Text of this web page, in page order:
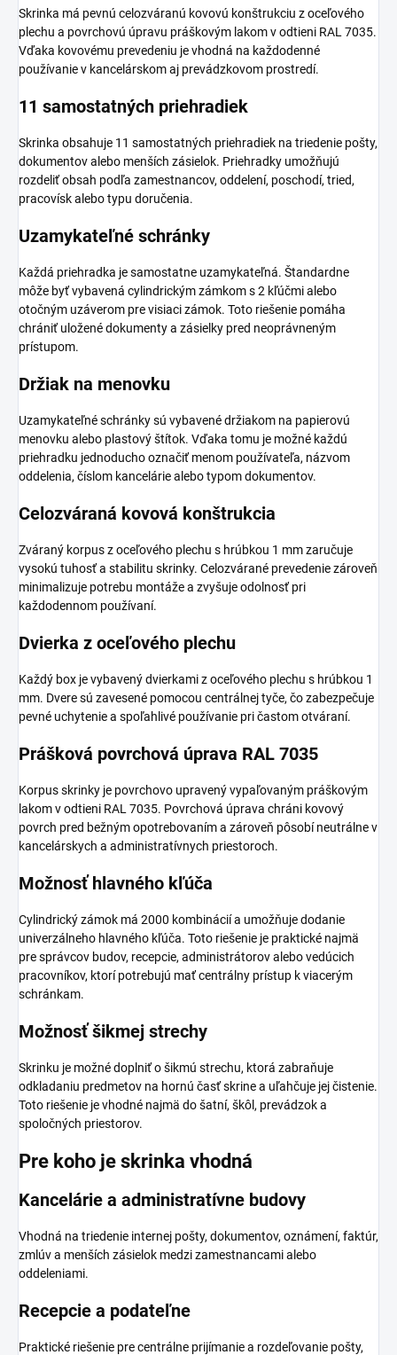
Skrinka má pevnú celozváranú kovovú konštrukciu z oceľového
plechu a povrchovú úpravu práškovým lakom v odtieni RAL 7035.
Vďaka kovovému prevedeniu je vhodná na každodenné
používanie v kancelárskom aj prevádzkovom prostredí.
11 samostatných priehradiek
Skrinka obsahuje 11 samostatných priehradiek na triedenie pošty,
dokumentov alebo menších zásielok. Priehradky umožňujú
rozdeliť obsah podľa zamestnancov, oddelení, poschodí, tried,
pracovísk alebo typu doručenia.
Uzamykateľné schránky
Každá priehradka je samostatne uzamykateľná. Štandardne
môže byť vybavená cylindrickým zámkom s 2 kľúčmi alebo
otočným uzáverom pre visiaci zámok. Toto riešenie pomáha
chrániť uložené dokumenty a zásielky pred neoprávneným
prístupom.
Držiak na menovku
Uzamykateľné schránky sú vybavené držiakom na papierovú
menovku alebo plastový štítok. Vďaka tomu je možné každú
priehradku jednoducho označiť menom používateľa, názvom
oddelenia, číslom kancelárie alebo typom dokumentov.
Celozváraná kovová konštrukcia
Zváraný korpus z oceľového plechu s hrúbkou 1 mm zaručuje
vysokú tuhosť a stabilitu skrinky. Celozvárané prevedenie zároveň
minimalizuje potrebu montáže a zvyšuje odolnosť pri
každodennom používaní.
Dvierka z oceľového plechu
Každý box je vybavený dvierkami z oceľového plechu s hrúbkou 1
mm. Dvere sú zavesené pomocou centrálnej tyče, čo zabezpečuje
pevné uchytenie a spoľahlivé používanie pri častom otváraní.
Prášková povrchová úprava RAL 7035
Korpus skrinky je povrchovo upravený vypaľovaným práškovým
lakom v odtieni RAL 7035. Povrchová úprava chráni kovový
povrch pred bežným opotrebovaním a zároveň pôsobí neutrálne v
kancelárskych a administratívnych priestoroch.
Možnosť hlavného kľúča
Cylindrický zámok má 2000 kombinácií a umožňuje dodanie
univerzálneho hlavného kľúča. Toto riešenie je praktické najmä
pre správcov budov, recepcie, administrátorov alebo vedúcich
pracovníkov, ktorí potrebujú mať centrálny prístup k viacerým
schránkam.
Možnosť šikmej strechy
Skrinku je možné doplniť o šikmú strechu, ktorá zabraňuje
odkladaniu predmetov na hornú časť skrine a uľahčuje jej čistenie.
Toto riešenie je vhodné najmä do šatní, škôl, prevádzok a
spoločných priestorov.
Pre koho je skrinka vhodná
Kancelárie a administratívne budovy
Vhodná na triedenie internej pošty, dokumentov, oznámení, faktúr,
zmlúv a menších zásielok medzi zamestnancami alebo
oddeleniami.
Recepcie a podateľne
Praktické riešenie pre centrálne prijímanie a rozdeľovanie pošty,